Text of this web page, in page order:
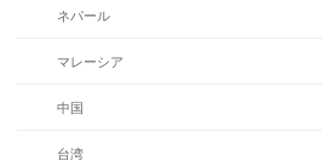
ネパール
マレーシア
中国
台湾